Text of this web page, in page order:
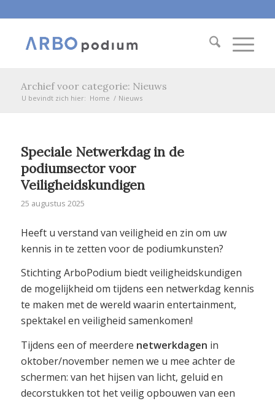
Archief voor categorie: Nieuws
U bevindt zich hier: Home / Nieuws
Speciale Netwerkdag in de
podiumsector voor
Veiligheidskundigen
25 augustus 2025
Heeft u verstand van veiligheid en zin om uw
kennis in te zetten voor de podiumkunsten?
Stichting ArboPodium biedt veiligheidskundigen
de mogelijkheid om tijdens een netwerkdag kennis
te maken met de wereld waarin entertainment,
spektakel en veiligheid samenkomen!
Tijdens een of meerdere netwerkdagen in
oktober/november nemen we u mee achter de
schermen: van het hijsen van licht, geluid en
decorstukken tot het veilig opbouwen van een